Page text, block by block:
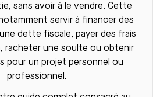
sans avoir à le vendre. Cette
servir à financer des
dette fiscale, payer des frais
racheter une soulte ou obtenir
pour un projet personnel ou
professionnel.